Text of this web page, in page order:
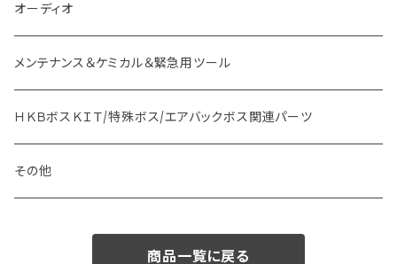
オーディオ
メンテナンス＆ケミカル＆緊急用ツール
ＨＫＢボスＫＩＴ/特殊ボス/エアバックボス関連パーツ
その他
商品一覧に戻る